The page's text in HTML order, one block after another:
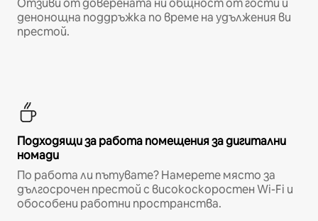
Отзиви от доверената ни общност от гости и
денонощна поддръжка по време на удължения ви
престой.
Подходящи за работа помещения за дигитални
номади
По работа ли пътувате? Намерете място за
дългосрочен престой с високоскоростен Wi-Fi и
обособени работни пространства.